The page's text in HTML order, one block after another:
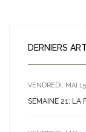
DERNIERS
VENDREDI, MAI
SEMAINE 21: LA